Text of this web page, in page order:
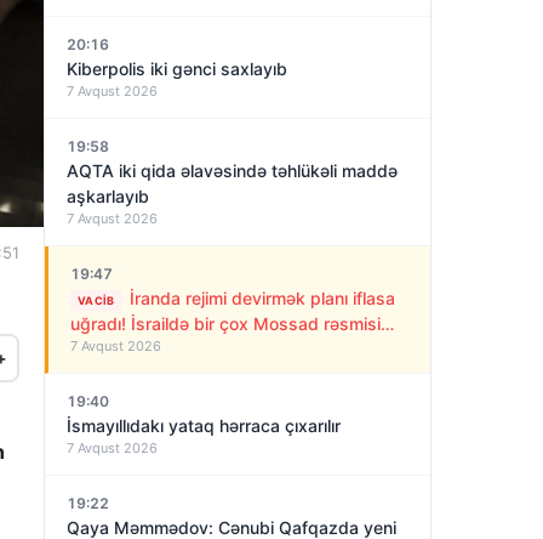
20:16
Kiberpolis iki gənci saxlayıb
7 Avqust 2026
19:58
AQTA iki qida əlavəsində təhlükəli maddə
aşkarlayıb
7 Avqust 2026
19:47
VACIB
İranda rejimi devirmək planı iflasa
uğradı! İsraildə bir çox Mossad rəsmisi
işdən çıxarıldı
7 Avqust 2026
19:40
İsmayıllıdakı yataq hərraca çıxarılır
7 Avqust 2026
19:22
Qaya Məmmədov: Cənubi Qafqazda yeni